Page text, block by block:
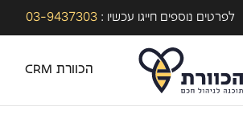
לפרטים נוספים חייגו עכשיו : 03-9437303
הכוורת CRM